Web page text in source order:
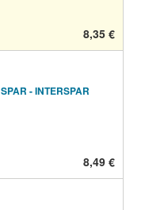
8,35 €
SPAR - INTERSPAR
8,49 €